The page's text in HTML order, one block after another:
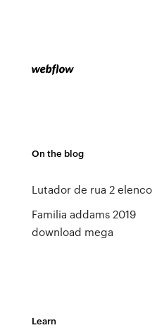
On the blog
Lutador de rua 2 elenco
Familia addams 2019
download mega
Learn